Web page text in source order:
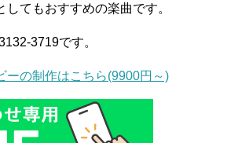
てもおすすめの楽曲です。
3719です。
ーの制作はこちら(9900円～)